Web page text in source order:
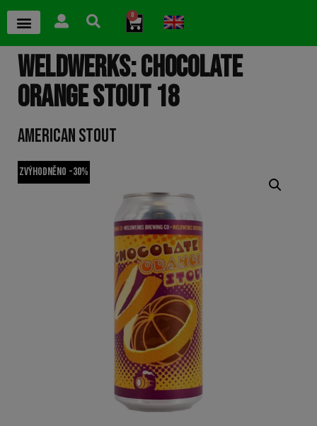
0
WELDWERKS: CHOCOLATE
ORANGE STOUT 18
AMERICAN STOUT
Zvýhodněno -30%